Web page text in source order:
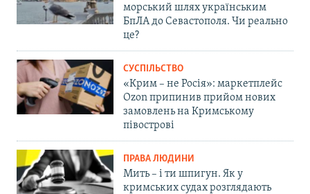
морський шлях українським
БпЛА до Севастополя. Чи реально
це?
СУСПІЛЬСТВО
«Крим – не Росія»: маркетплейс
Ozon припинив прийом нових
замовлень на Кримському
півострові
ПРАВА ЛЮДИНИ
Мить – і ти шпигун. Як у
кримських судах розглядають